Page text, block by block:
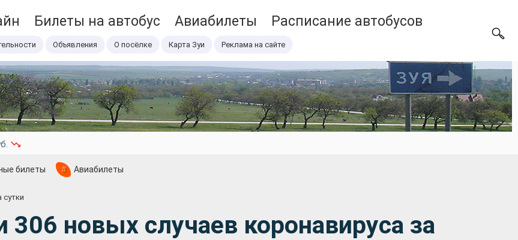
Билеты на автобус Авиабилеты Расписание автобусов
Объявления О посёлке Карта Зуи Реклама на сайте
билеты # Авиабилеты
новых случаев коронавируса за